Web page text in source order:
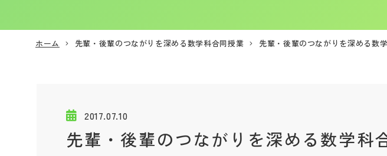
ホーム 先輩・後輩のつながりを深める数学科合同授業 先輩・後輩のつながりを深める数
2017.07.10
先輩・後輩のつながりを深める数学科